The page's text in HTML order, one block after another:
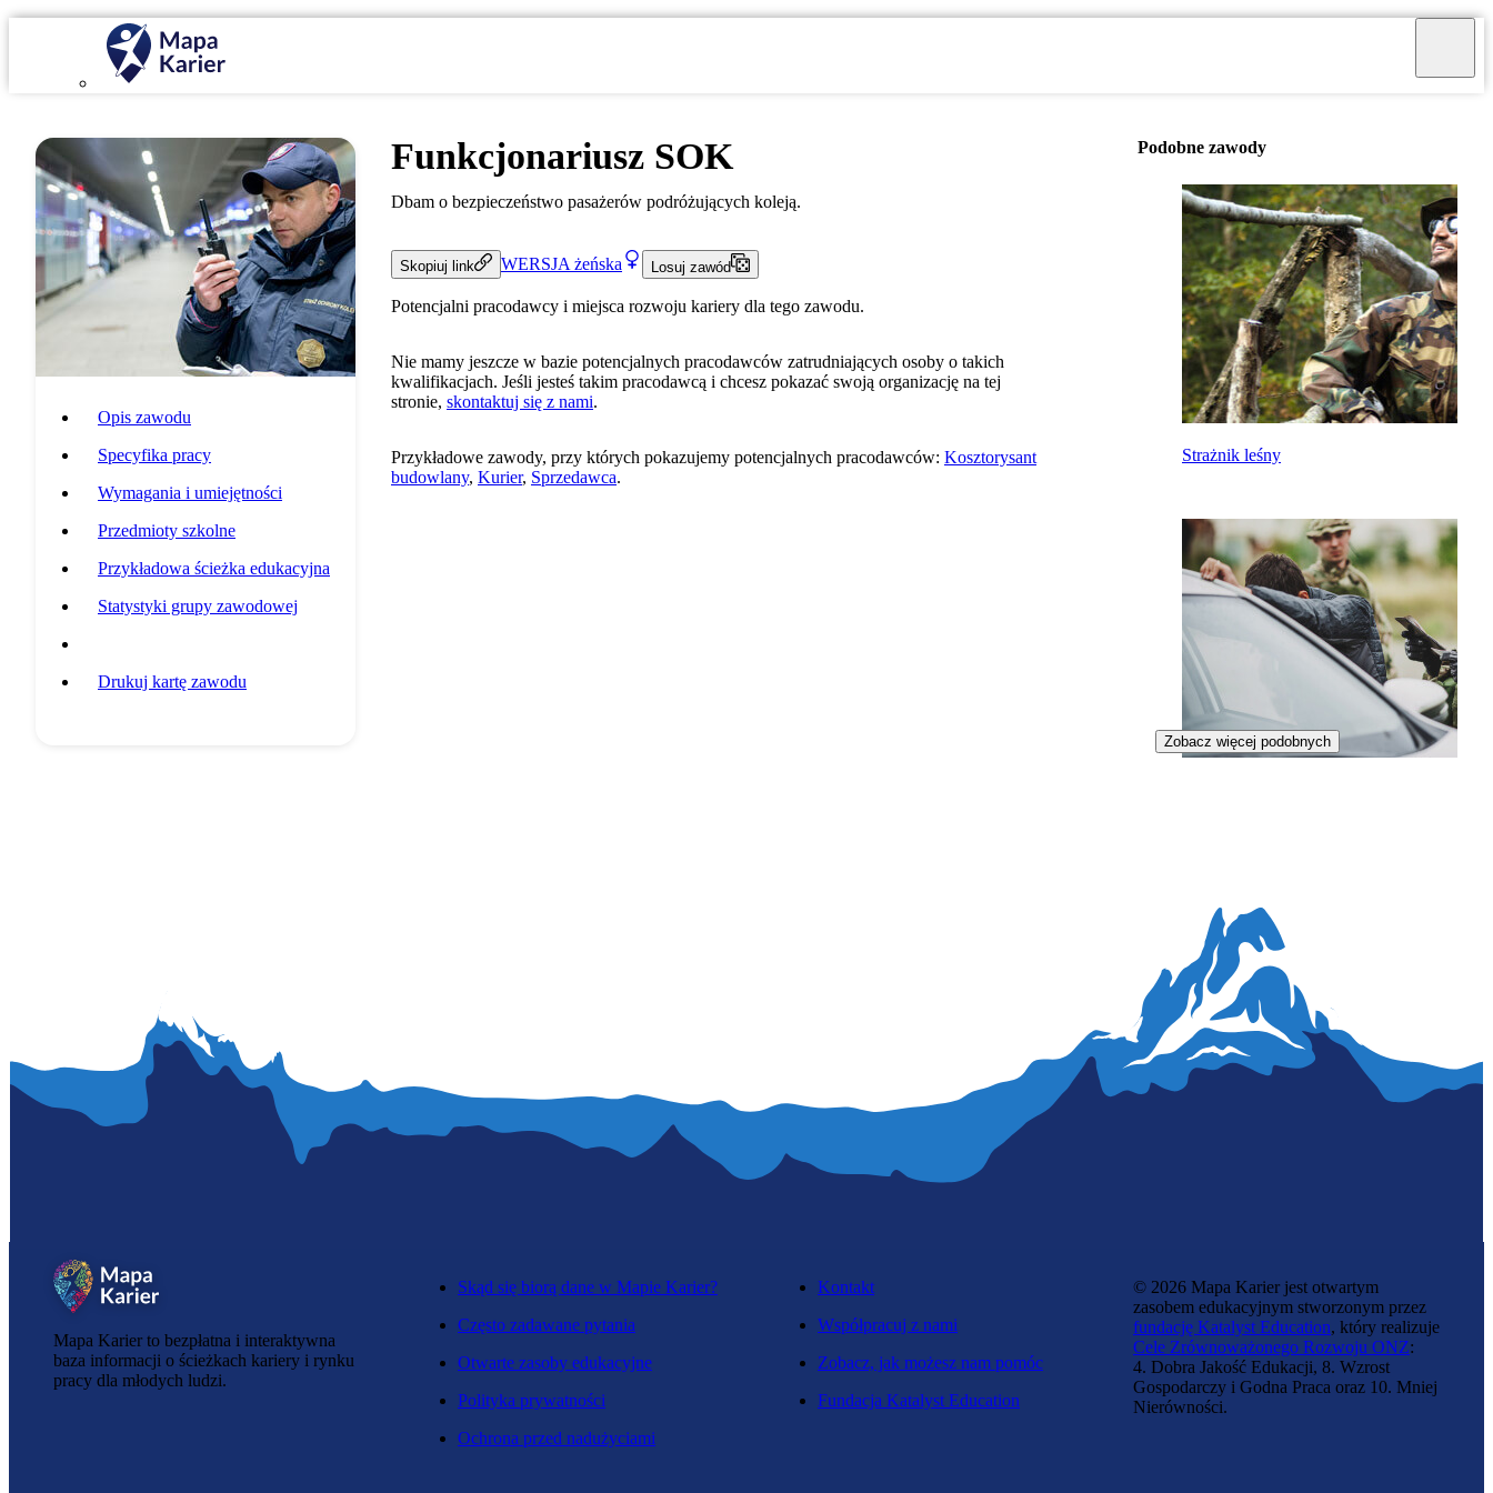
Opis zawodu
Specyfika pracy
Wymagania i umiejętności
Przedmioty szkolne
Przykładowa ścieżka edukacyjna
Statystyki grupy zawodowej
Drukuj kartę zawodu
Funkcjonariusz SOK
Dbam o bezpieczeństwo pasażerów podróżujących koleją.
Skopiuj link WERSJA żeńska Losuj zawód
Potencjalni pracodawcy i miejsca rozwoju kariery dla tego zawodu.
Nie mamy jeszcze w bazie potencjalnych pracodawców zatrudniających osoby o takich
kwalifikacjach. Jeśli jesteś takim pracodawcą i chcesz pokazać swoją organizację na tej
stronie, skontaktuj się z nami.
Przykładowe zawody, przy których pokazujemy potencjalnych pracodawców: Kosztorysant
budowlany, Kurier, Sprzedawca.
Podobne zawody
Strażnik leśny
Zobacz więcej podobnych
Mapa Karier to bezpłatna i interaktywna
baza informacji o ścieżkach kariery i rynku
pracy dla młodych ludzi.
Skąd się biorą dane w Mapie Karier?
Często zadawane pytania
Otwarte zasoby edukacyjne
Polityka prywatności
Ochrona przed nadużyciami
Kontakt
Współpracuj z nami
Zobacz, jak możesz nam pomóc
Fundacja Katalyst Education
© 2026 Mapa Karier jest otwartym
zasobem edukacyjnym stworzonym przez
fundację Katalyst Education, który realizuje
Cele Zrównoważonego Rozwoju ONZ:
4. Dobra Jakość Edukacji, 8. Wzrost
Gospodarczy i Godna Praca oraz 10. Mniej
Nierówności.